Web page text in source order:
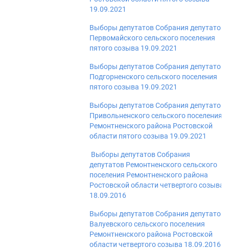
19.09.2021
Выборы депутатов Собрания депутатов
Первомайского сельского поселения
пятого созыва 19.09.2021
Выборы депутатов Собрания депутатов
Подгорненского сельского поселения
пятого созыва 19.09.2021
Выборы депутатов Собрания депутатов
Привольненского сельского поселения
Ремонтненского района Ростовской
области пятого созыва 19.09.2021
Выборы депутатов Собрания
депутатов Ремонтненского сельского
поселения Ремонтненского района
Ростовской области четвертого созыва
18.09.2016
Выборы депутатов Собрания депутатов
Валуевского сельского поселения
Ремонтненского района Ростовской
области четвертого созыва 18.09.2016